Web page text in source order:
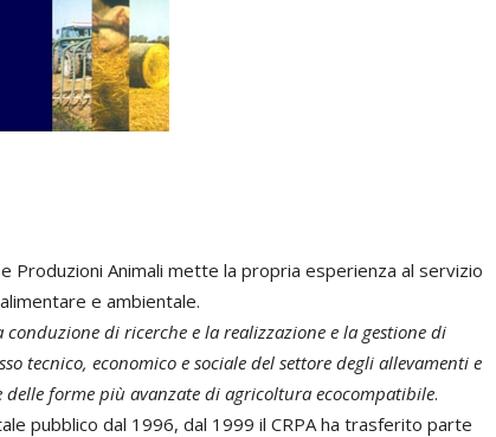
Produzioni Animali mette la propria esperienza al servizio
e ambientale.
conduzione di ricerche e la realizzazione e la gestione di
tecnico, economico e sociale del settore degli allevamenti e
forme più avanzate di agricoltura ecocompatibile.
pubblico dal 1996, dal 1999 il CRPA ha trasferito parte